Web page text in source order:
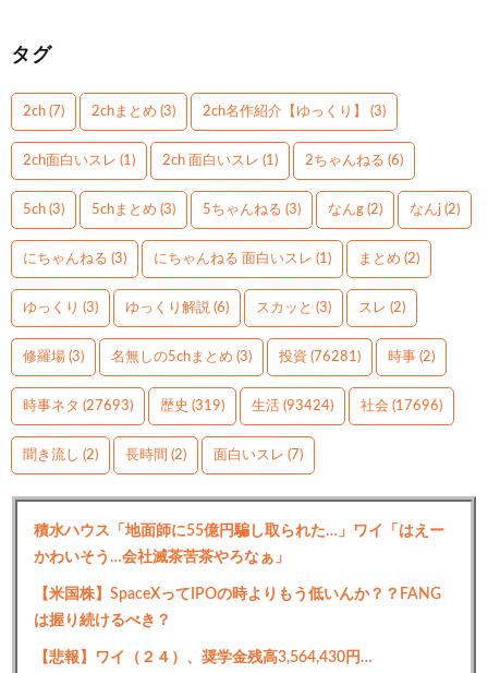
タグ
2ch (7) 2chまとめ (3) 2ch名作紹介【ゆっくり】 (3)
2ch面白いスレ (1) 2ch 面白いスレ (1) 2ちゃんねる (6)
5ch (3) 5chまとめ (3) 5ちゃんねる (3) なんg (2) なんj (2)
にちゃんねる (3) にちゃんねる 面白いスレ (1) まとめ (2)
ゆっくり (3) ゆっくり解説 (6) スカッと (3) スレ (2)
修羅場 (3) 名無しの5chまとめ (3) 投資 (76281) 時事 (2)
時事ネタ (27693) 歴史 (319) 生活 (93424) 社会 (17696)
聞き流し (2) 長時間 (2) 面白いスレ (7)
積水ハウス「地面師に55億円騙し取られた…」ワイ「はえー
かわいそう…会社滅茶苦茶やろなぁ」
【米国株】SpaceXってIPOの時よりもう低いんか？？FANG
は握り続けるべき？
【悲報】ワイ（２４）、奨学金残高3,564,430円…